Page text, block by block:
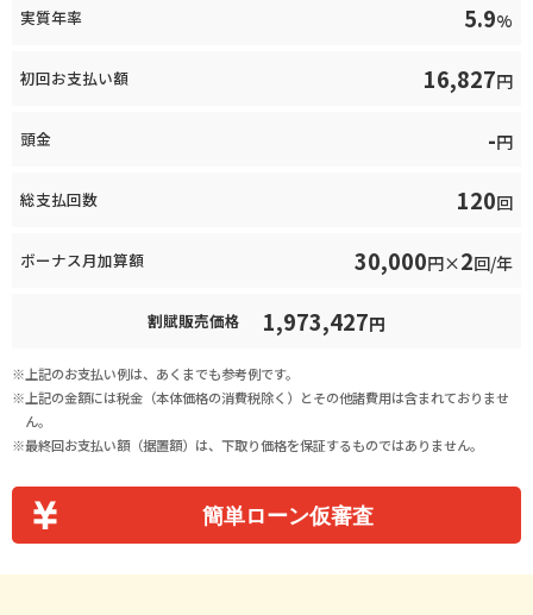
実質年率 5.9%
初回お支払い額 16,827円
頭金 -円
総支払回数 120回
ボーナス月加算額 30,000円×2回/年
割賦販売価格 1,973,427円
上記のお支払い例は、あくまでも参考例です。
上記の金額には税金（本体価格の消費税除く）とその他諸費用は含まれておりませ
ん。
最終回お支払い額（据置額）は、下取り価格を保証するものではありません。
簡単ローン仮審査